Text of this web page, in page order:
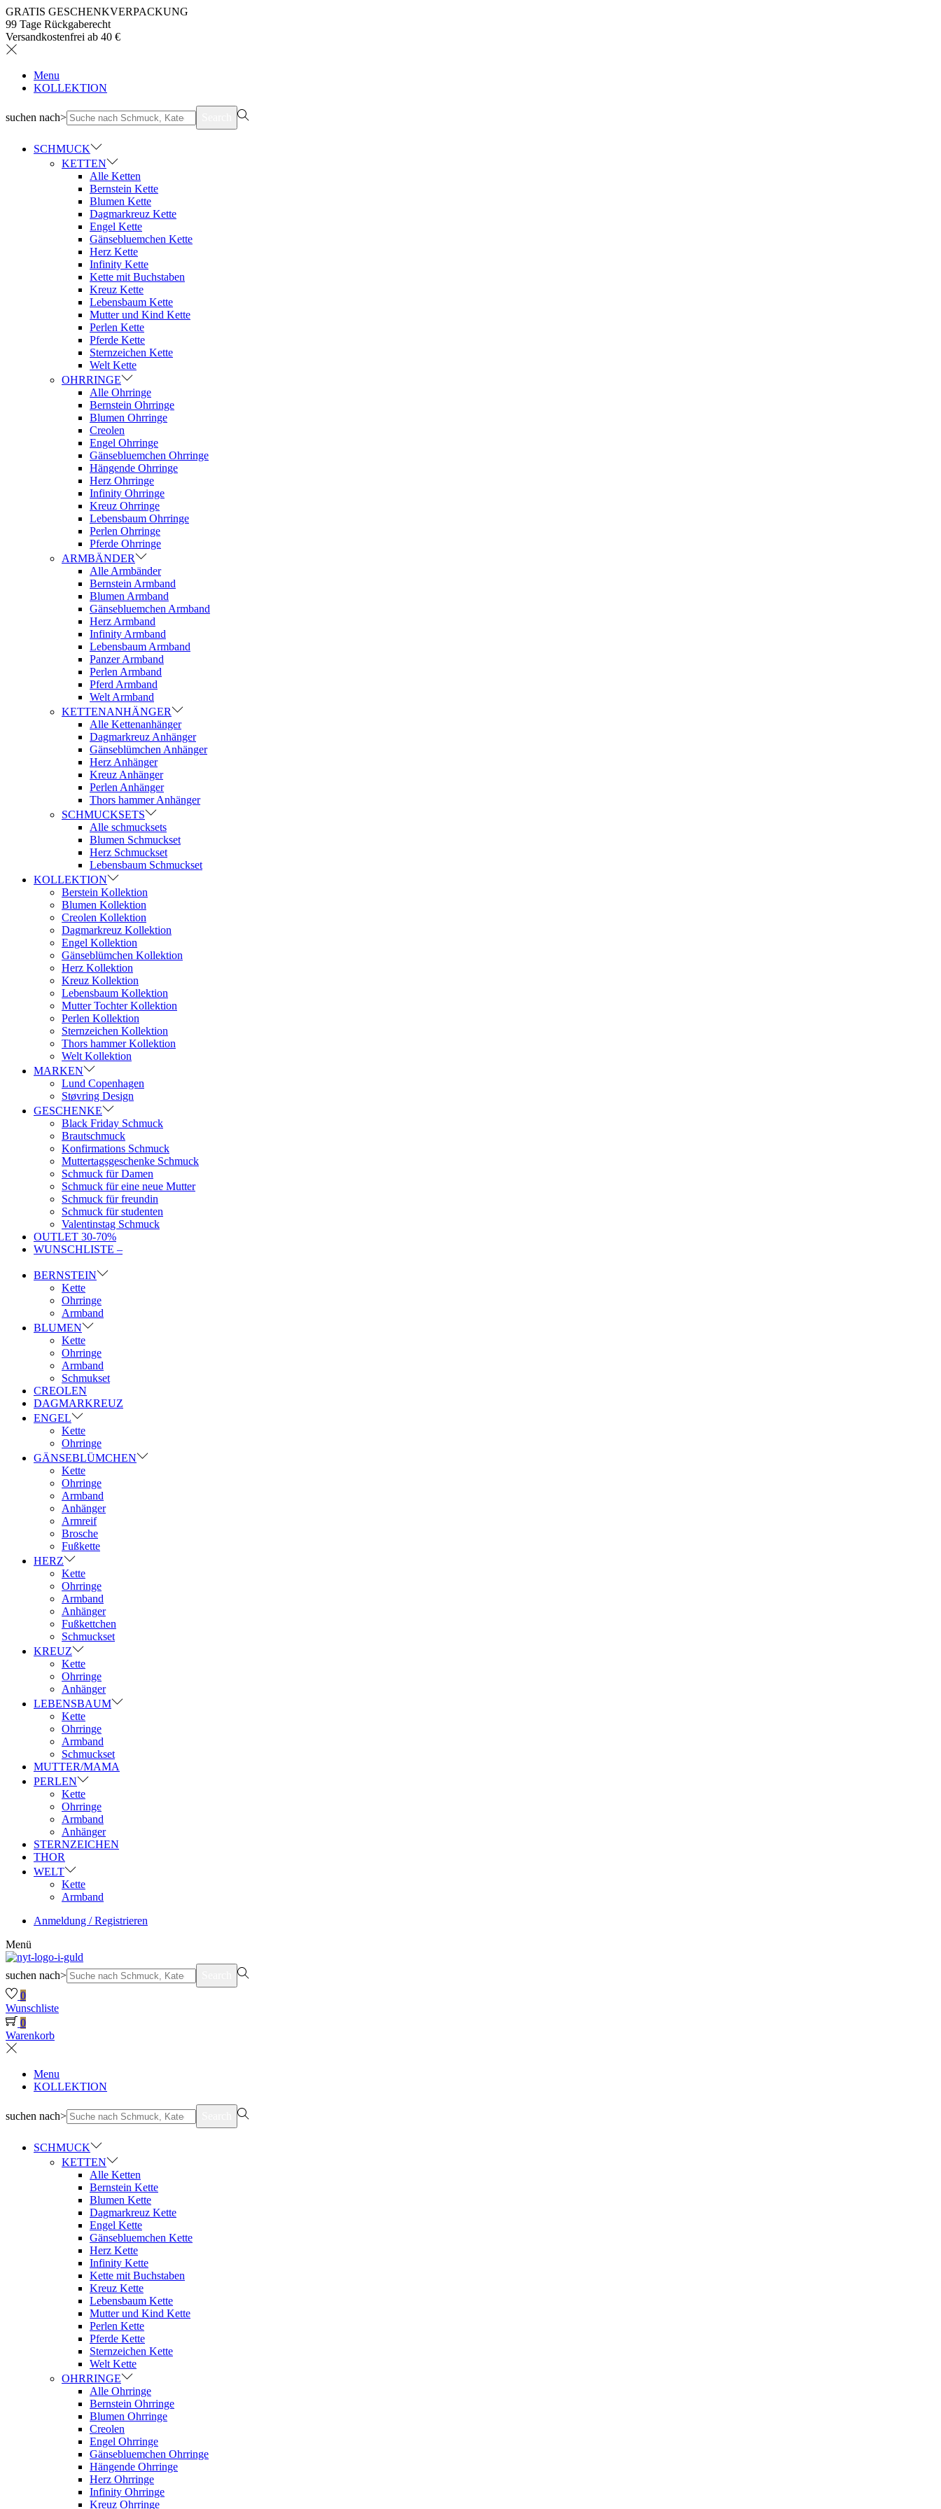
GRATIS GESCHENKVERPACKUNG
99 Tage Rückgaberecht
Versandkostenfrei ab 40 €
Menu
KOLLEKTION
suchen nach>
SCHMUCK
KETTEN
Alle Ketten
Bernstein Kette
Blumen Kette
Dagmarkreuz Kette
Engel Kette
Gänsebluemchen Kette
Herz Kette
Infinity Kette
Kette mit Buchstaben
Kreuz Kette
Lebensbaum Kette
Mutter und Kind Kette
Perlen Kette
Pferde Kette
Sternzeichen Kette
Welt Kette
OHRRINGE
Alle Ohrringe
Bernstein Ohrringe
Blumen Ohrringe
Creolen
Engel Ohrringe
Gänsebluemchen Ohrringe
Hängende Ohrringe
Herz Ohrringe
Infinity Ohrringe
Kreuz Ohrringe
Lebensbaum Ohrringe
Perlen Ohrringe
Pferde Ohrringe
ARMBÄNDER
Alle Armbänder
Bernstein Armband
Blumen Armband
Gänsebluemchen Armband
Herz Armband
Infinity Armband
Lebensbaum Armband
Panzer Armband
Perlen Armband
Pferd Armband
Welt Armband
KETTENANHÄNGER
Alle Kettenanhänger
Dagmarkreuz Anhänger
Gänseblümchen Anhänger
Herz Anhänger
Kreuz Anhänger
Perlen Anhänger
Thors hammer Anhänger
SCHMUCKSETS
Alle schmucksets
Blumen Schmuckset
Herz Schmuckset
Lebensbaum Schmuckset
KOLLEKTION
Berstein Kollektion
Blumen Kollektion
Creolen Kollektion
Dagmarkreuz Kollektion
Engel Kollektion
Gänseblümchen Kollektion
Herz Kollektion
Kreuz Kollektion
Lebensbaum Kollektion
Mutter Tochter Kollektion
Perlen Kollektion
Sternzeichen Kollektion
Thors hammer Kollektion
Welt Kollektion
MARKEN
Lund Copenhagen
Støvring Design
GESCHENKE
Black Friday Schmuck
Brautschmuck
Konfirmations Schmuck
Muttertagsgeschenke Schmuck
Schmuck für Damen
Schmuck für eine neue Mutter
Schmuck für freundin
Schmuck für studenten
Valentinstag Schmuck
OUTLET 30-70%
WUNSCHLISTE –
BERNSTEIN
Kette
Ohrringe
Armband
BLUMEN
Kette
Ohrringe
Armband
Schmukset
CREOLEN
DAGMARKREUZ
ENGEL
Kette
Ohrringe
GÄNSEBLÜMCHEN
Kette
Ohrringe
Armband
Anhänger
Armreif
Brosche
Fußkette
HERZ
Kette
Ohrringe
Armband
Anhänger
Fußkettchen
Schmuckset
KREUZ
Kette
Ohrringe
Anhänger
LEBENSBAUM
Kette
Ohrringe
Armband
Schmuckset
MUTTER/MAMA
PERLEN
Kette
Ohrringe
Armband
Anhänger
STERNZEICHEN
THOR
WELT
Kette
Armband
Anmeldung / Registrieren
Menü
suchen nach>
0
Wunschliste
0
Warenkorb
Menu
KOLLEKTION
suchen nach>
SCHMUCK
KETTEN
Alle Ketten
Bernstein Kette
Blumen Kette
Dagmarkreuz Kette
Engel Kette
Gänsebluemchen Kette
Herz Kette
Infinity Kette
Kette mit Buchstaben
Kreuz Kette
Lebensbaum Kette
Mutter und Kind Kette
Perlen Kette
Pferde Kette
Sternzeichen Kette
Welt Kette
OHRRINGE
Alle Ohrringe
Bernstein Ohrringe
Blumen Ohrringe
Creolen
Engel Ohrringe
Gänsebluemchen Ohrringe
Hängende Ohrringe
Herz Ohrringe
Infinity Ohrringe
Kreuz Ohrringe